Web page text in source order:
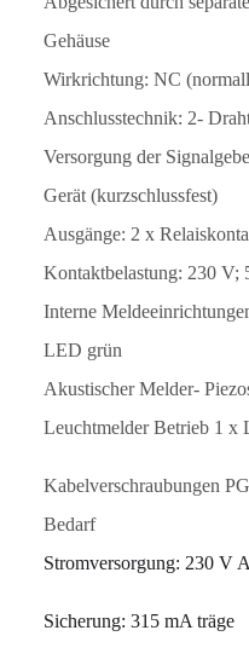
Gehäuse
Wirkrichtung: NC
Anschlusstechnik: 2-
Versorgung der
Gerät (kurzschlussfest)
Ausgänge: 2 x
Kontaktbelastung: 230 V;
Interne
LED grün
Akustischer Melder-
Leuchtmelder Betrieb 1 x
Kabelverschraubungen
Bedarf
Stromversorgung: 230 V
Sicherung: 315 mA träge